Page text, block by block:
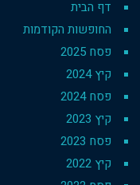
דף הבית
החופשות הקודמות
פסח 2025
קיץ 2024
פסח 2024
קיץ 2023
פסח 2023
קיץ 2022